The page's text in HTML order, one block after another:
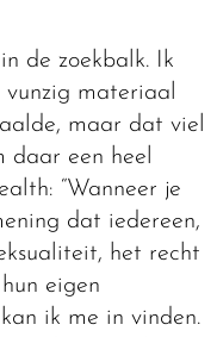
de zoekbalk. Ik
materiaal
maar dat viel
daar een heel
“Wanneer je
dat iedereen,
het recht
eigen
ik me in vinden.